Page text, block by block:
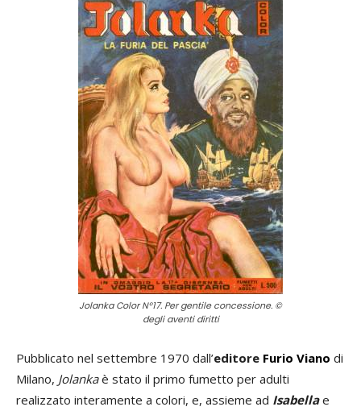
Jolanka Color N°17. Per gentile concessione. ©
degli aventi diritti
Pubblicato nel settembre 1970 dall’editore Furio Viano di
Milano, Jolankaè stato il primo fumetto per adulti
realizzato interamente a colori, e, assieme ad Isabellae